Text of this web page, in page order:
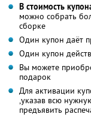
В стоимость
можно собрать
сборке
Один купон даёт
Один купон
Вы можете
подарок
Для активации
,указав всю
предъявить